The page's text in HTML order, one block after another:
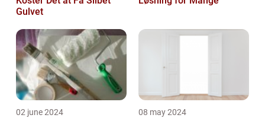
Gulvet
02 june 2024 08 may 2024